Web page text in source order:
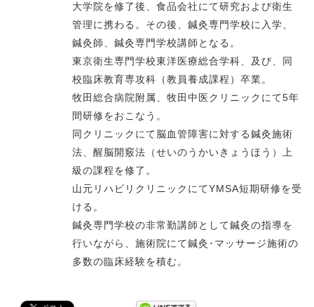
大学院を修了後、食品会社にて研究および衛生
管理に携わる。その後、鍼灸専門学校に入学、
鍼灸師、鍼灸専門学校講師となる。
東京衛生専門学校東洋医療総合学科、及び、同
校臨床教育専攻科（教員養成課程）卒業。
牧田総合病院附属、牧田中医クリニックにて5年
間研修をおこなう。
同クリニックにて脳血管障害に対する鍼灸施術
法、醒脳開竅法（せいのうかいきょうほう）上
級の課程を修了。
山元リハビリクリニックにてYMSA短期研修を受
ける。
鍼灸専門学校の非常勤講師として鍼灸の指導を
行いながら、施術院にて鍼灸･マッサージ施術の
多数の臨床経験を積む。